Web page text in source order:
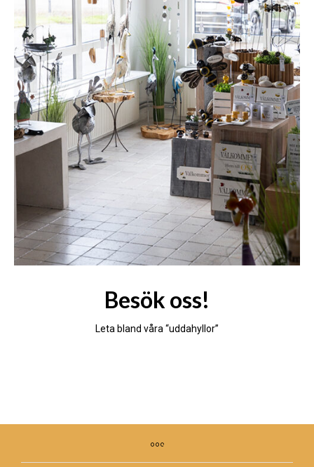
Besök oss!
Leta bland våra “uddahyllor”